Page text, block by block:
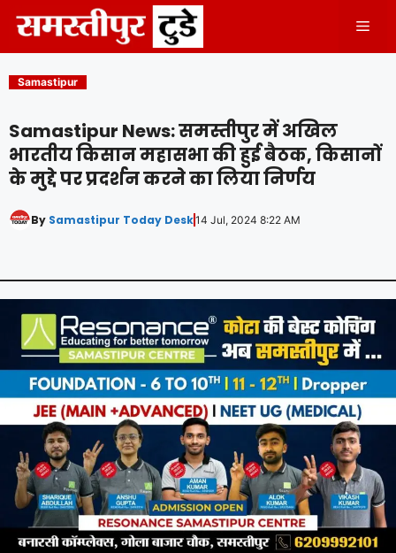
content
Samastipur
Samastipur News: समस्तीपुर में अखिल
भारतीय किसान महासभा की हुई बैठक, किसानों
के मुद्दे पर प्रदर्शन करने का लिया निर्णय
By Samastipur Today Desk14 Jul, 2024 8:22 AM